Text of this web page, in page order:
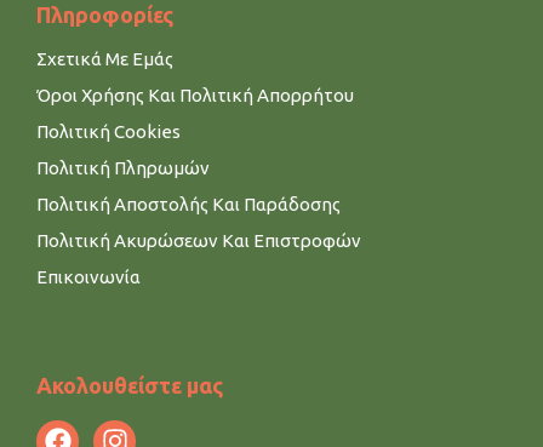
Πληροφορίες
Σχετικά Με Εμάς
Όροι Χρήσης Και Πολιτική Απορρήτου
Πολιτική Cookies
Πολιτική Πληρωμών
Πολιτική Αποστολής Και Παράδοσης
Πολιτική Ακυρώσεων Και Επιστροφών
Επικοινωνία
Ακολουθείστε μας